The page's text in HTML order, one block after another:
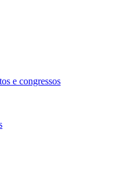
e congressos